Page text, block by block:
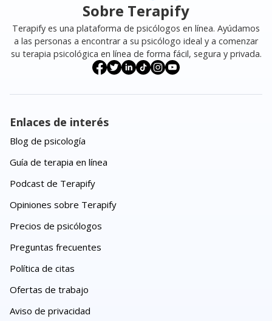
Sobre Terapify
Terapify es una plataforma de psicólogos en línea. Ayúdamos
a las personas a encontrar a su psicólogo ideal y a comenzar
su terapia psicológica en línea de forma fácil, segura y privada.
Enlaces de interés
Blog de psicología
Guía de terapia en línea
Podcast de Terapify
Opiniones sobre Terapify
Precios de psicólogos
Preguntas frecuentes
Política de citas
Ofertas de trabajo
Aviso de privacidad